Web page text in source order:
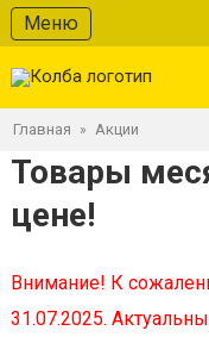
Меню
Главная » Акции
Товары
цене!
Внимание! К
31.07.2025.